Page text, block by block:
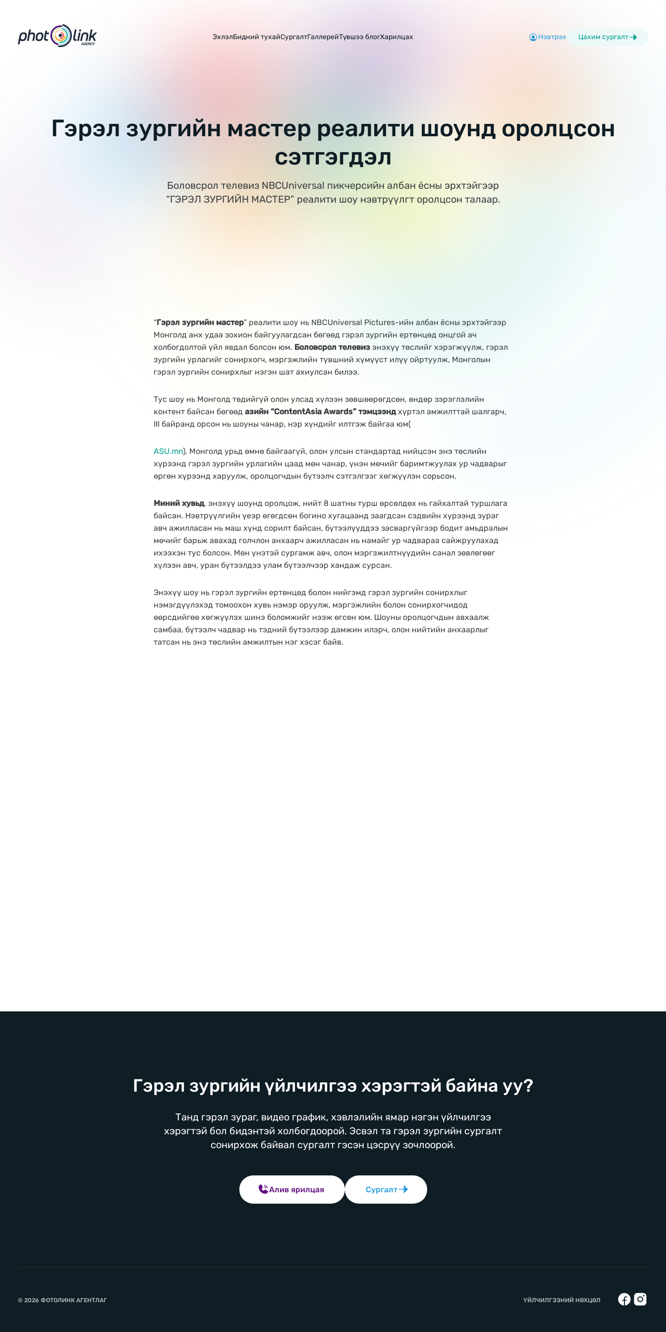
ЭхлэлБидний тухайСургалтГаллерейТүвшээ блогХарилцах Нэвтрэх Цахим сургалт
Гэрэл зургийн мастер реалити шоунд оролцсон
сэтгэгдэл
Боловсрол телевиз NBCUniversal пикчерсийн албан ёсны эрхтэйгээр
“ГЭРЭЛ ЗУРГИЙН МАСТЕР” реалити шоу нэвтрүүлгт оролцсон талаар.
“Гэрэл зургийн мастер” реалити шоу нь NBCUniversal Pictures-ийн албан ёсны эрхтэйгээр
Монголд анх удаа зохион байгуулагдсан бөгөөд гэрэл зургийн ертөнцөд онцгой ач
холбогдолтой үйл явдал болсон юм. Боловсрол телевизэнэхүү төслийг хэрэгжүүлж, гэрэл
зургийн урлагийг сонирхогч, мэргэжлийн түвшний хүмүүст илүү ойртуулж, Монголын
гэрэл зургийн сонирхлыг нэгэн шат ахиулсан билээ.
Тус шоу нь Монголд төдийгүй олон улсад хүлээн зөвшөөрөгдсөн, өндөр зэрэглэлийн
контент байсан бөгөөд азийн “ContentAsia Awards” тэмцээндхүртэл амжилттай шалгарч,
III байранд орсон нь шоуны чанар, нэр хүндийг илтгэж байгаа юм​(
ASU.mn). Монголд урьд өмнө байгаагүй, олон улсын стандартад нийцсэн энэ төслийн
хүрээнд гэрэл зургийн урлагийн цаад мөн чанар, үнэн мөчийг баримтжуулах ур чадварыг
өргөн хүрээнд харуулж, оролцогчдын бүтээлч сэтгэлгээг хөгжүүлэн сорьсон.
Миний хувьд, энэхүү шоунд оролцож, нийт 8 шатны турш өрсөлдөх нь гайхалтай туршлага
байсан. Нэвтрүүлгийн үеэр өгөгдсөн богино хугацаанд заагдсан сэдвийн хүрээнд зураг
авч ажилласан нь маш хүнд сорилт байсан, бүтээлүүддээ засваргүйгээр бодит амьдралын
мөчийг барьж авахад голчлон анхаарч ажилласан нь намайг ур чадвараа сайжруулахад
ихээхэн тус болсон. Мөн үнэтэй сургамж авч, олон мэргэжилтнүүдийн санал зөвлөгөөг
хүлээн авч, уран бүтээлдээ улам бүтээлчээр хандаж сурсан.
Энэхүү шоу нь гэрэл зургийн ертөнцөд болон нийгэмд гэрэл зургийн сонирхлыг
нэмэгдүүлэхэд томоохон хувь нэмэр оруулж, мэргэжлийн болон сонирхогчидод
өөрсдийгөө хөгжүүлэх шинэ боломжийг нээж өгсөн юм. Шоуны оролцогчдын авхаалж
самбаа, бүтээлч чадвар нь тэдний бүтээлээр дамжин илэрч, олон нийтийн анхаарлыг
татсан нь энэ төслийн амжилтын нэг хэсэг байв​.
Гэрэл зургийн үйлчилгээ хэрэгтэй байна уу?
Танд гэрэл зураг, видео график, хэвлэлийн ямар нэгэн үйлчилгээ
хэрэгтэй бол бидэнтэй холбогдоорой. Эсвэл та гэрэл зургийн сургалт
сонирхож байвал сургалт гэсэн цэсрүү зочлоорой.
Алив ярилцая Сургалт
© 2026 ФОТОЛИНК АГЕНТЛАГ ҮЙЛЧИЛГЭЭНИЙ НӨХЦӨЛ